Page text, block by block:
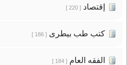
إقتصاد[ 220 ]
كتب طب بيطرى[ 186 ]
الفقه العام[ 184 ]